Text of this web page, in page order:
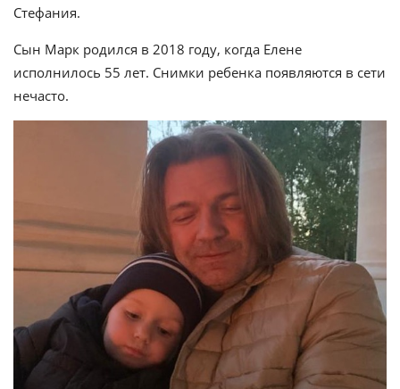
Стефания.
Сын Марк родился в 2018 году, когда Елене
исполнилось 55 лет. Снимки ребенка появляются в сети
нечасто.